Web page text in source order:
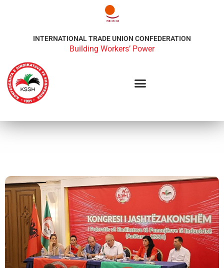
INTERNATIONAL TRADE UNION CONFEDERATION
Building Workers’ Power